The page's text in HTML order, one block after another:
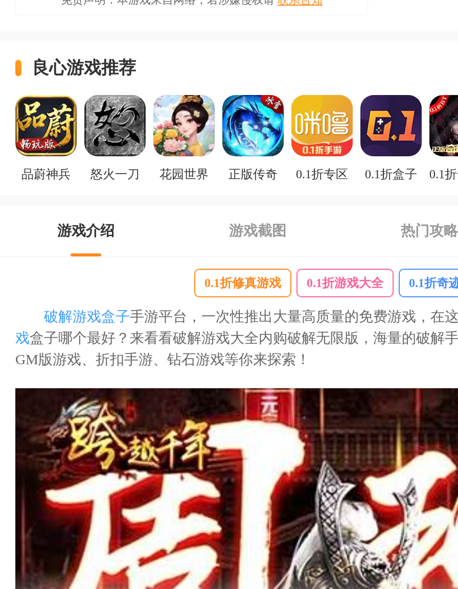
良心游戏推荐
品蔚神兵 怒火一刀 花园世界 正版传奇 0.1折专区 0.1折盒子
游戏介绍 游戏截图 热门攻略
0.1折修真游戏 0.1折游戏大全 0.1折奇
破解游戏盒子手游平台，一次性推出大量高质量的免费游戏，在
戏盒子哪个最好？来看看破解游戏大全内购破解无限版，海量的破解
GM版游戏、折扣手游、钻石游戏等你来探索！